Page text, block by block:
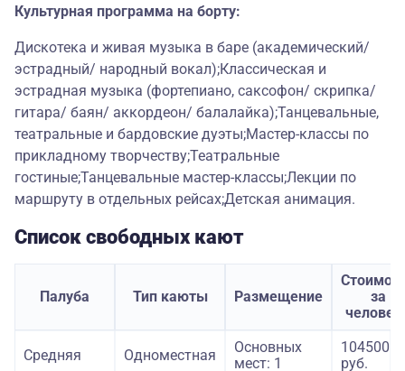
Культурная программа на борту:
Дискотека и живая музыка в баре (академический/
эстрадный/ народный вокал);Классическая и
эстрадная музыка (фортепиано, саксофон/ скрипка/
гитара/ баян/ аккордеон/ балалайка);Танцевальные,
театральные и бардовские дуэты;Мастер-классы по
прикладному творчеству;Театральные
гостиные;Танцевальные мастер-классы;Лекции по
маршруту в отдельных рейсах;Детская анимация.
Список свободных кают
Палуба Тип каюты Размещение
за
Средняя Одноместная
Основных
мест: 1
104500
руб.